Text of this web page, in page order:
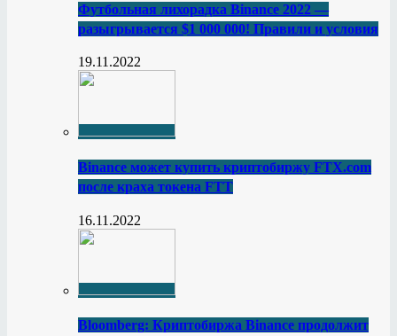
Футбольная лихорадка Binance 2022 —
разыгрывается $1 000 000! Правили и условия
19.11.2022
Binance может купить криптобиржу FTX.com
после краха токена FTT
16.11.2022
Bloomberg: Криптобиржа Binance продолжит